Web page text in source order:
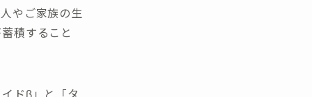
やご家族の生
積すること
ドβ」と「タ